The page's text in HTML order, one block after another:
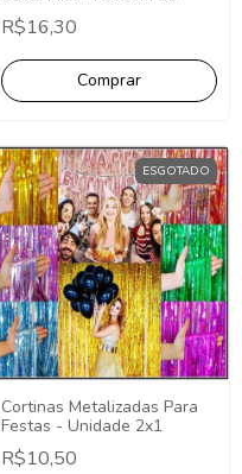
R$16,30
ESGOTADO
Cortinas Metalizadas Para
Festas - Unidade 2x1
R$10,50